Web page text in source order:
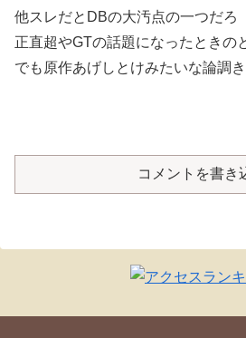
他スレだとDBの大汚点の一つだろ
正直超やGTの話題になったときの
でも原作あげしとけみたいな論調
コメントを書き